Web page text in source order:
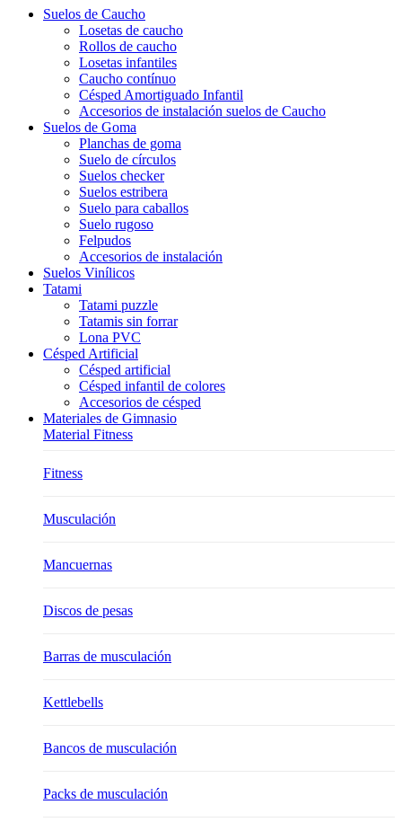
Suelos de Caucho
Losetas de caucho
Rollos de caucho
Losetas infantiles
Caucho contínuo
Césped Amortiguado Infantil
Accesorios de instalación suelos de Caucho
Suelos de Goma
Planchas de goma
Suelo de círculos
Suelos checker
Suelos estribera
Suelo para caballos
Suelo rugoso
Felpudos
Accesorios de instalación
Suelos Vinílicos
Tatami
Tatami puzzle
Tatamis sin forrar
Lona PVC
Césped Artificial
Césped artificial
Césped infantil de colores
Accesorios de césped
Materiales de Gimnasio
Material Fitness
Fitness
Musculación
Mancuernas
Discos de pesas
Barras de musculación
Kettlebells
Bancos de musculación
Packs de musculación